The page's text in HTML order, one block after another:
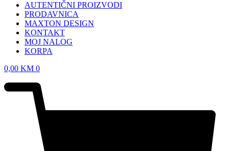
AUTENTIČNI PROIZVODI
PRODAVNICA
MAXTON DESIGN
KONTAKT
MOJ NALOG
KORPA
0,00 KM 0